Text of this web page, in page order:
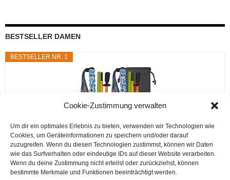
Cookie-Zustimmung verwalten
Um dir ein optimales Erlebnis zu bieten, verwenden wir Technologien wie
Cookies, um Geräteinformationen zu speichern und/oder darauf
zuzugreifen. Wenn du diesen Technologien zustimmst, können wir Daten
wie das Surfverhalten oder eindeutige IDs auf dieser Website verarbeiten.
Wenn du deine Zustimmung nicht erteilst oder zurückziehst, können
bestimmte Merkmale und Funktionen beeinträchtigt werden.
BESTSELLER DAMEN
BESTSELLER NR. 1
OKHEALING Ultraleichte Trekkingstöcke aus Kohlefaser,
faltbar, 2er-Set, Wanderstöcke mit
feuchtigkeitsableitenden Griffen, Wanderstöcke mit